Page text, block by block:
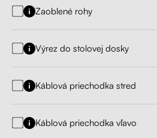
Zaoblené rohy
Výrez do stolovej dosky
Káblová priechodka stred
Káblová priechodka vľavo